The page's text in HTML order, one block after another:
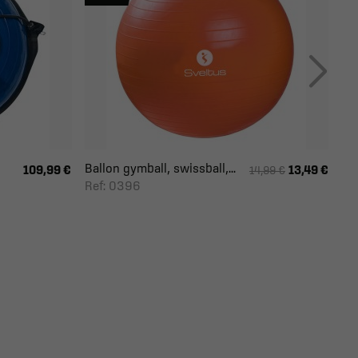
109,99 €
Ballon gymball, swissball,...
Ref: 0396
14,99 € 13,49 €